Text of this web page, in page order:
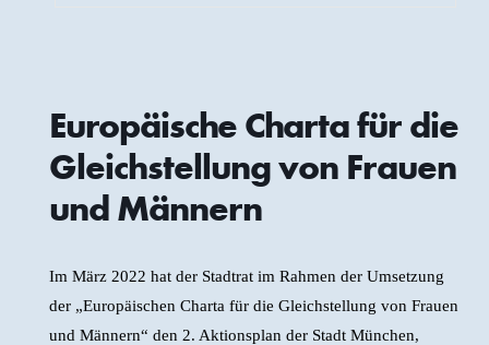
Europäische Charta für die
Gleichstellung von Frauen
und Männern
Im März 2022 hat der Stadtrat im Rahmen der Umsetzung
der „Europäischen Charta für die Gleichstellung von Frauen
und Männern“ den 2. Aktionsplan der Stadt München,